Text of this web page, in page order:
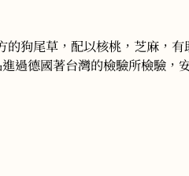
狗尾草，配以核桃，芝麻，
過德國著台灣的檢驗所檢驗，